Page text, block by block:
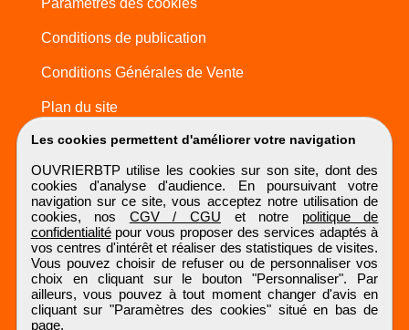
Les cookies permettent d'améliorer votre navigation
OUVRIERBTP utilise les cookies sur son site, dont des
cookies d'analyse d'audience. En poursuivant votre
navigation sur ce site, vous acceptez notre utilisation de
cookies, nos CGV / CGU et notre politique de
confidentialitépour vous proposer des services adaptés à
vos centres d'intérêt et réaliser des statistiques de visites.
Vous pouvez choisir de refuser ou de personnaliser vos
choix en cliquant sur le bouton "Personnaliser". Par
ailleurs, vous pouvez à tout moment changer d'avis en
cliquant sur "Paramètres des cookies" situé en bas de
page.
Paramètres des cookies
Conditions de publication
Conditions Générales de Vente
Plan du site